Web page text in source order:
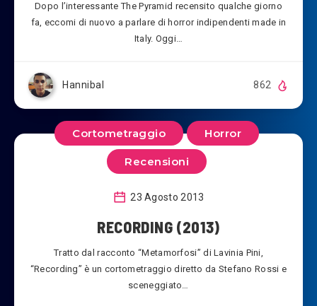
Dopo l’interessante The Pyramid recensito qualche giorno
fa, eccomi di nuovo a parlare di horror indipendenti made in
Italy. Oggi…
Hannibal 862
Cortometraggio Horror
Recensioni
23 Agosto 2013
RECORDING (2013)
Tratto dal racconto “Metamorfosi” di Lavinia Pini,
“Recording” è un cortometraggio diretto da Stefano Rossi e
sceneggiato…